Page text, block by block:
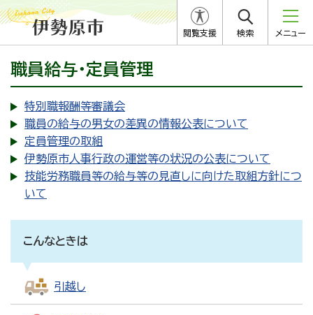
閲覧支援 検索 メニュー
職員給与・定員管理
特別職報酬等審議会
職員の給与の男女の差異の情報公表について
定員管理の取組
伊勢原市人事行政の運営等の状況の公表について
技能労務職員等の給与等の見直しに向けた取組方針につ
いて
こんなときは
引越し